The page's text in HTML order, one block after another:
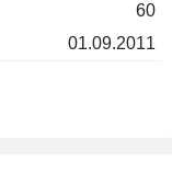
60
01.09.2011